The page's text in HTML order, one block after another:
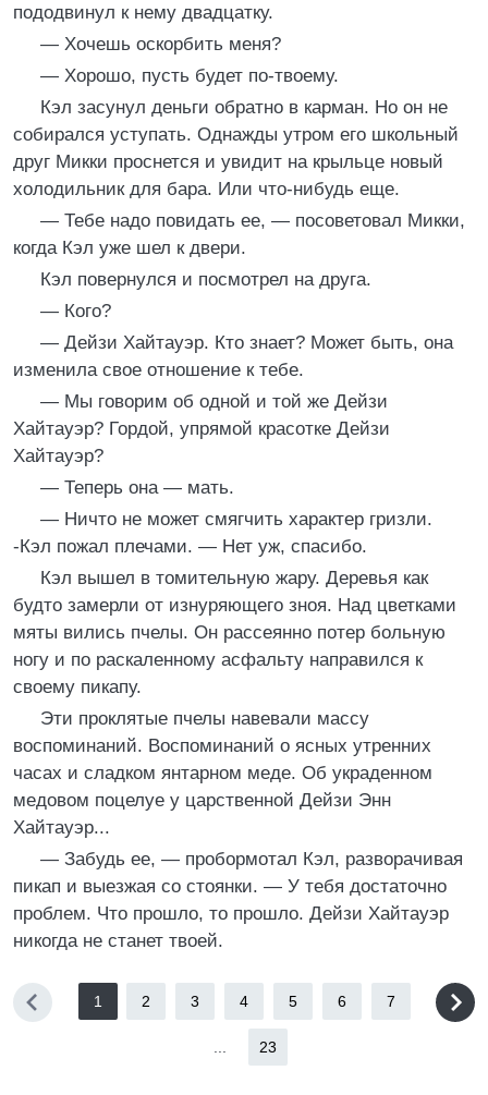
пододвинул к нему двадцатку.
— Хочешь оскорбить меня?
— Хорошо, пусть будет по-твоему.
Кэл засунул деньги обратно в карман. Но он не
собирался уступать. Однажды утром его школьный
друг Микки проснется и увидит на крыльце новый
холодильник для бара. Или что-нибудь еще.
— Тебе надо повидать ее, — посоветовал Микки,
когда Кэл уже шел к двери.
Кэл повернулся и посмотрел на друга.
— Кого?
— Дейзи Хайтауэр. Кто знает? Может быть, она
изменила свое отношение к тебе.
— Мы говорим об одной и той же Дейзи
Хайтауэр? Гордой, упрямой красотке Дейзи
Хайтауэр?
— Теперь она — мать.
— Ничто не может смягчить характер гризли.
-Кэл пожал плечами. — Нет уж, спасибо.
Кэл вышел в томительную жару. Деревья как
будто замерли от изнуряющего зноя. Над цветками
мяты вились пчелы. Он рассеянно потер больную
ногу и по раскаленному асфальту направился к
своему пикапу.
Эти проклятые пчелы навевали массу
воспоминаний. Воспоминаний о ясных утренних
часах и сладком янтарном меде. Об украденном
медовом поцелуе у царственной Дейзи Энн
Хайтауэр...
— Забудь ее, — пробормотал Кэл, разворачивая
пикап и выезжая со стоянки. — У тебя достаточно
проблем. Что прошло, то прошло. Дейзи Хайтауэр
никогда не станет твоей.
1 2 3 4 5 6 7
23